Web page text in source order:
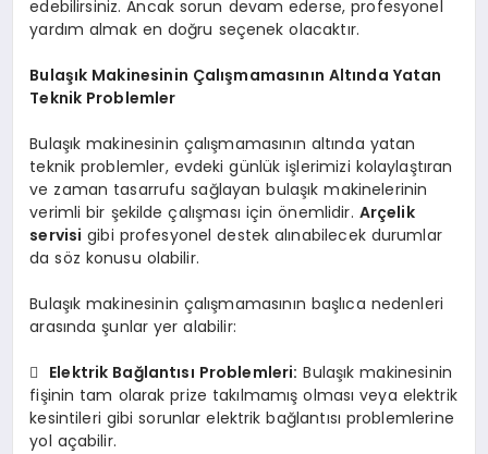
edebilirsiniz. Ancak sorun devam ederse, profesyonel
yardım almak en doğru seçenek olacaktır.
Bulaşık Makinesinin Çalışmamasının Altında Yatan
Teknik Problemler
Bulaşık makinesinin çalışmamasının altında yatan
teknik problemler, evdeki günlük işlerimizi kolaylaştıran
ve zaman tasarrufu sağlayan bulaşık makinelerinin
verimli bir şekilde çalışması için önemlidir. Arçelik
servisi gibi profesyonel destek alınabilecek durumlar
da söz konusu olabilir.
Bulaşık makinesinin çalışmamasının başlıca nedenleri
arasında şunlar yer alabilir:
 Elektrik Bağlantısı Problemleri: Bulaşık makinesinin
fişinin tam olarak prize takılmamış olması veya elektrik
kesintileri gibi sorunlar elektrik bağlantısı problemlerine
yol açabilir.